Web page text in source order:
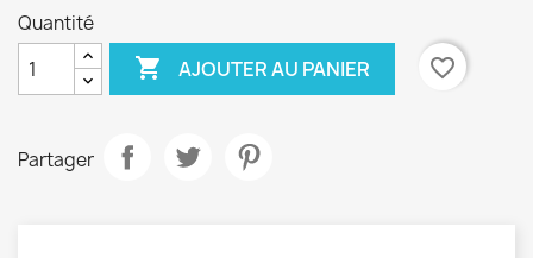
Quantité
 AJOUTER AU PANIER favorite_border
Partager